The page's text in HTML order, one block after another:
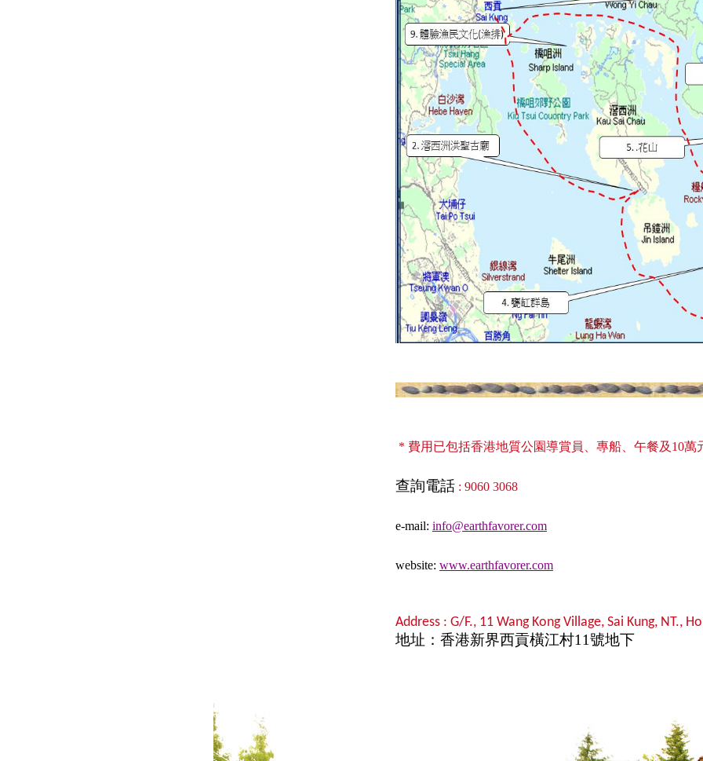
* 費用已包括香港地質公園導賞員、專船、午餐及10萬
查詢電話 : 9060 3068
e-mail: info@earthfavorer.com
website: www.earthfavorer.com
Address : G/F., 11 Wang Kong Village, Sai Kung, NT.,
地址：香港新界西貢橫江村11號地下